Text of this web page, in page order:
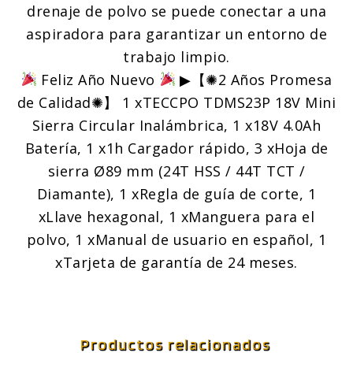
drenaje de polvo se puede conectar a una
aspiradora para garantizar un entorno de
trabajo limpio.
Feliz Año Nuevo
▶【✺2 Años Promesa
de Calidad✺】 1 xTECCPO TDMS23P 18V Mini
Sierra Circular Inalámbrica, 1 x18V 4.0Ah
Batería, 1 x1h Cargador rápido, 3 xHoja de
sierra Ø89 mm (24T HSS / 44T TCT /
Diamante), 1 xRegla de guía de corte, 1
xLlave hexagonal, 1 xManguera para el
polvo, 1 xManual de usuario en español, 1
xTarjeta de garantía de 24 meses.
Productos relacionados